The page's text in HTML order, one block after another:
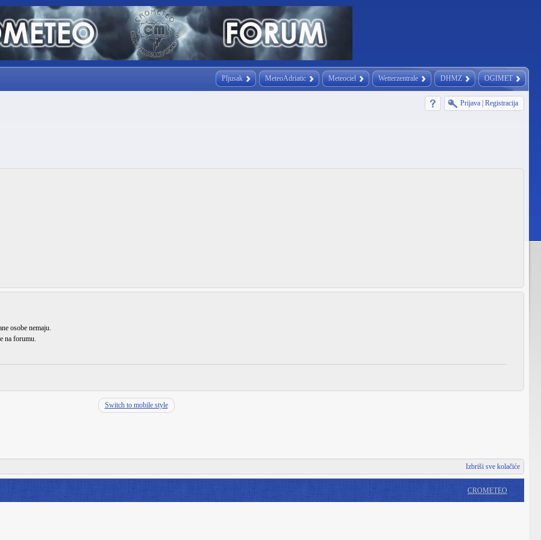
Pljusak MeteoAdriatic Meteociel Wetterzentrale DHMZ OGIMET
Prijava Registracija
osobe nemaju.
na forumu.
Switch to mobile style
Izbriši sve kolačiće
CROMETEO